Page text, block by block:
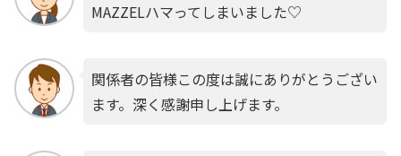
MAZZELハマってしまいました♡
関係者の皆様この度は誠にありがとうござい
ます。深く感謝申し上げます。